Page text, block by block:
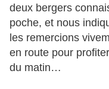
deux bergers
poche, et nous
les remercions
en route pour
du matin…